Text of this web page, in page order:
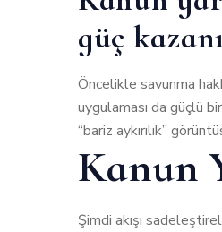
güç
Öncelikle savunma
uygulaması da güçlü
“bariz aykırılık”
Kanun
Şimdi akışı